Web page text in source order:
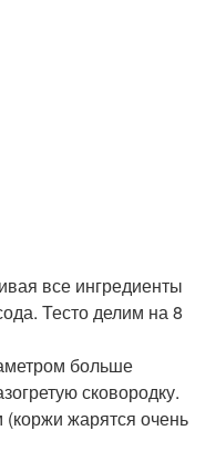
все ингредиенты
Тесто делим на 8
больше
сковородку.
жарятся очень